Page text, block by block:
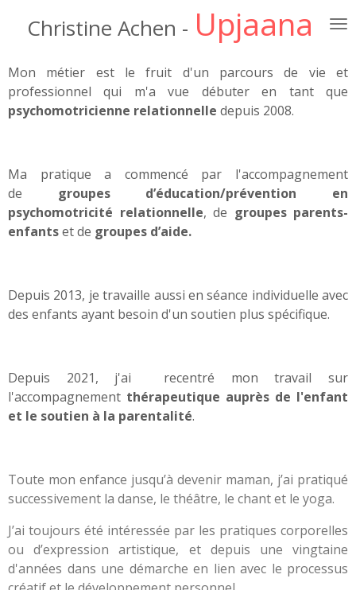
principal
Christine Achen - Upjaana
Mon métier est le fruit d'un parcours de vie et
professionnel qui m'a vue débuteren tant que
psychomotricienne relationnelle depuis 2008.
Ma pratique a commencé par l'accompagnement
de
groupes d’éducation/prévention en
psychomotricité relationnelle, de groupes parents-
enfantset de groupes d’aide.
Depuis 2013, je travaille aussi en séance individuelle avec
des enfants ayant besoin d'un soutien plus spécifique.
Depuis 2021, j'ai recentré mon travail sur
l'accompagnement thérapeutique auprès de l'enfant
et le soutien à la parentalité.
Toute mon enfance jusqu’à devenir maman, j’ai pratiqué
successivement la danse, le théâtre, le chant et le yoga.
J’ai toujours été intéressée par les pratiques corporelles
ou d’expression artistique, et depuis une vingtaine
d'années dans une démarche en lien avec le processus